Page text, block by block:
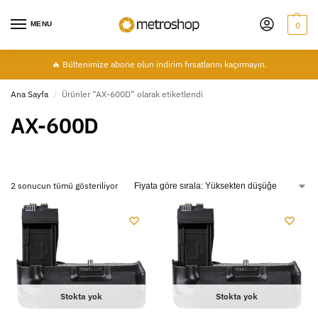
MENU 0
🔥 Bültenimize abone olun indirim fırsatlarını kaçırmayın.
Ana Sayfa / Ürünler “AX-600D” olarak etiketlendi
AX-600D
2 sonucun tümü gösteriliyor
Stokta yok Stokta yok